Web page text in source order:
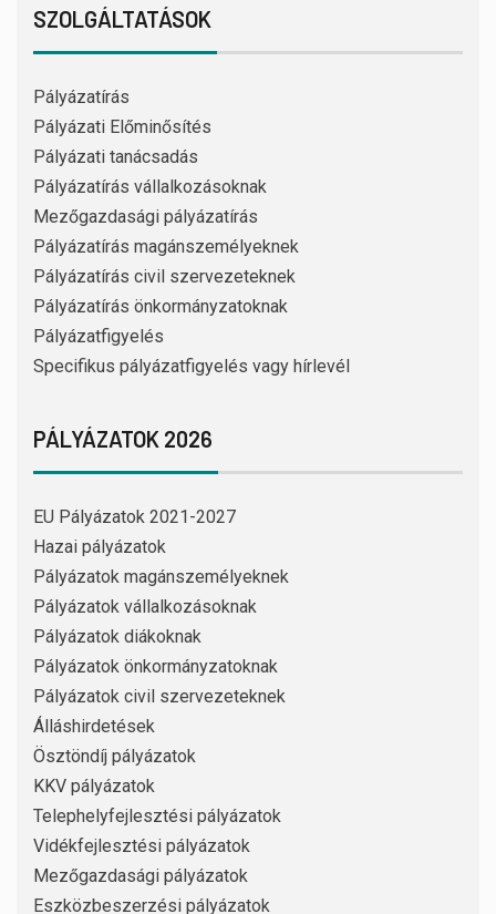
SZOLGÁLTATÁSOK
Pályázatírás
Pályázati Előminősítés
Pályázati tanácsadás
Pályázatírás vállalkozásoknak
Mezőgazdasági pályázatírás
Pályázatírás magánszemélyeknek
Pályázatírás civil szervezeteknek
Pályázatírás önkormányzatoknak
Pályázatfigyelés
Specifikus pályázatfigyelés vagy hírlevél
PÁLYÁZATOK 2026
EU Pályázatok 2021-2027
Hazai pályázatok
Pályázatok magánszemélyeknek
Pályázatok vállalkozásoknak
Pályázatok diákoknak
Pályázatok önkormányzatoknak
Pályázatok civil szervezeteknek
Álláshirdetések
Ösztöndíj pályázatok
KKV pályázatok
Telephelyfejlesztési pályázatok
Vidékfejlesztési pályázatok
Mezőgazdasági pályázatok
Eszközbeszerzési pályázatok